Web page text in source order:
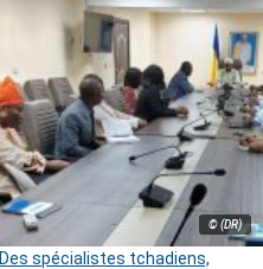
© (DR)
Des spécialistes tchadiens,